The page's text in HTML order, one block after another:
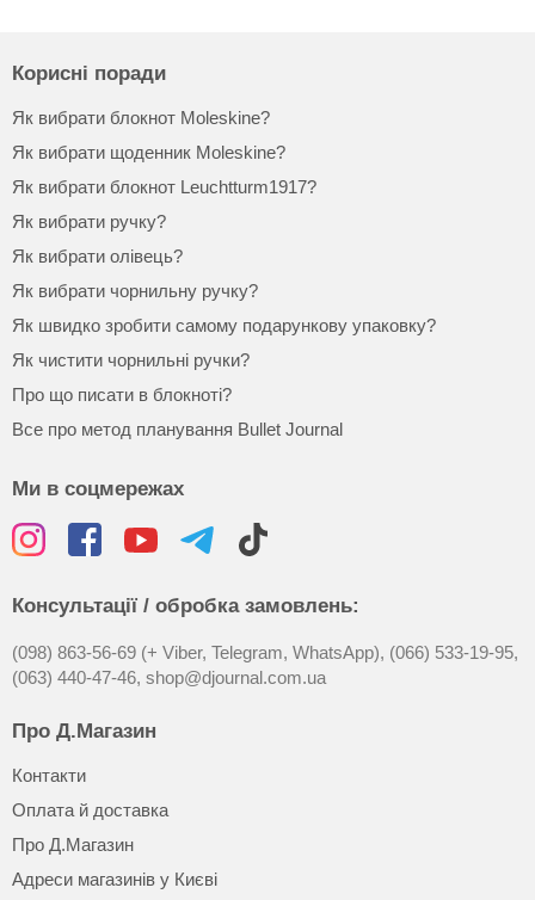
Корисні поради
Як вибрати блокнот Moleskine?
Як вибрати щоденник Moleskine?
Як вибрати блокнот Leuchtturm1917?
Як вибрати ручку?
Як вибрати олівець?
Як вибрати чорнильну ручку?
Як швидко зробити самому подарункову упаковку?
Як чистити чорнильні ручки?
Про що писати в блокноті?
Все про метод планування Bullet Journal
Ми в соцмережах
Консультації / обробка замовлень:
(098) 863-56-69 (+ Viber, Telegram, WhatsApp), (066) 533-19-95,
(063) 440-47-46, shop@djournal.com.ua
Про Д.Магазин
Контакти
Оплата й доставка
Про Д.Магазин
Адреси магазинів у Києві